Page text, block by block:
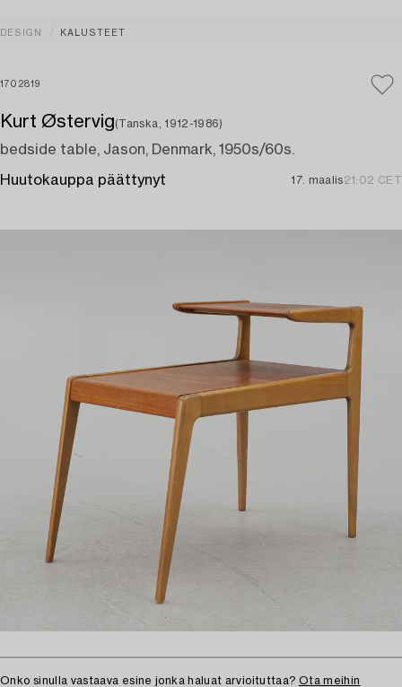
DESIGN KALUSTEET
1702819
Kurt Østervig(Tanska, 1912-1986)
bedside table, Jason, Denmark, 1950s/60s.
Huutokauppa päättynyt 17. maalis21:02 CET
Onko sinulla vastaava esine jonka haluat arvioituttaa? Ota meihin